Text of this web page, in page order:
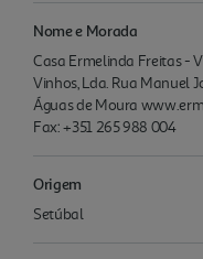
Nome e Morada
Casa Ermelinda Freitas -
Vinhos, Lda. Rua Manuel
Águas de Moura
Fax: +351 265 988 004
Origem
Setúbal